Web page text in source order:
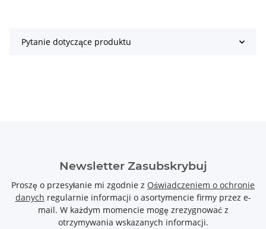
Pytanie dotyczące produktu
Newsletter Zasubskrybuj
Proszę o przesyłanie mi zgodnie z Oświadczeniem o ochronie
danych regularnie informacji o asortymencie firmy przez e-
mail. W każdym momencie mogę zrezygnować z
otrzymywania wskazanych informacji.